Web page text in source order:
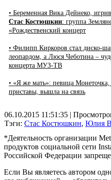
• Беременная Вика Дейнеко,
Стас Костюшкин: группа
«Рождественский концерт
• Филипп Киркоров стал диско-
леопардом, а Люся Чеботина –
концерта МУЗ-ТВ
• «Я же мать»: певица
приставы, вышла на связь
06.10.2015 11:51:35 |
Тэги: Стас Костюшкин, Юлия
*Деятельность организации
продуктов социальной сети
Российской Федерации
Если Вы являетесь автором